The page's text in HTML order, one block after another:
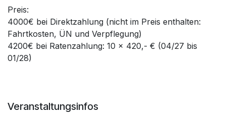
Preis:
4000€ bei Direktzahlung (nicht im Preis enthalten:
Fahrtkosten, ÜN und Verpflegung)
4200€ bei Ratenzahlung: 10 x 420,- € (04/27 bis
01/28)
Veranstaltungsinfos